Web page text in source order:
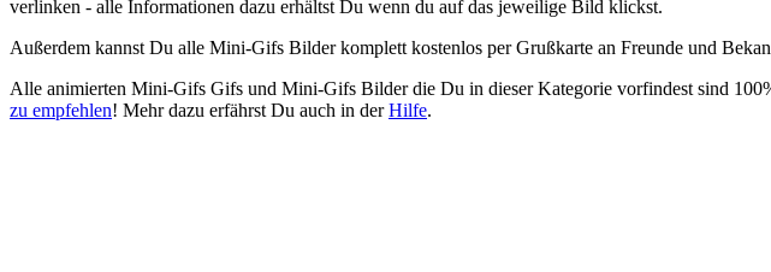
verlinken - alle Informationen dazu erhältst Du wenn du auf das jeweilige Bild klickst.
Außerdem kannst Du alle Mini-Gifs Bilder komplett kostenlos per Grußkarte an Freunde und
Alle animierten Mini-Gifs Gifs und Mini-Gifs Bilder die Du in dieser Kategorie vorfindest sind
zu empfehlen! Mehr dazu erfährst Du auch in derHilfe.